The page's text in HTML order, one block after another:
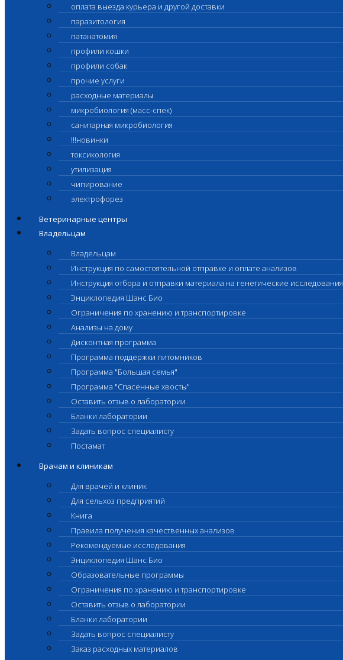
оплата выезда курьера и другой доставки
паразитология
патанатомия
профили кошки
профили собак
прочие услуги
расходные материалы
микробиология (масс-спек)
санитарная микробиология
!!!новинки
токсикология
утилизация
чипирование
электрофорез
Ветеринарные центры
Владельцам
Владельцам
Инструкция по самостоятельной отправке и оплате анализов
Инструкция отбора и отправки материала на генетические исследования
Энциклопедия Шанс Био
Ограничения по хранению и транспортировке
Анализы на дому
Дисконтная программа
Программа поддержки питомников
Программа "Большая семья"
Программа "Спасенные хвосты"
Оставить отзыв о лаборатории
Бланки лаборатории
Задать вопрос специалисту
Постамат
Врачам и клиникам
Для врачей и клиник
Для сельхоз предприятий
Книга
Правила получения качественных анализов
Рекомендуемые исследования
Энциклопедия Шанс Био
Образовательные программы
Ограничения по хранению и транспортировке
Оставить отзыв о лаборатории
Бланки лаборатории
Задать вопрос специалисту
Заказ расходных материалов